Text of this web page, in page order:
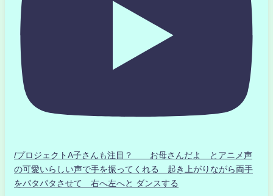
/プロジェクトA子さんも注目？ お母さんだよ とアニメ声
の可愛いらしい声で手を振ってくれる 起き上がりながら両手
をパタパタさせて 右へ左へと ダンスする